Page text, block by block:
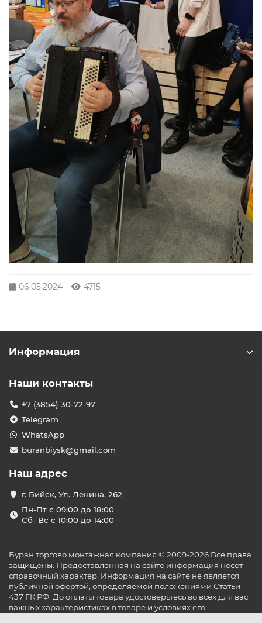
06.05.2024 4715
Информация
Наши контакты
+7 (3854) 30-72-97
Telegram
WhatsApp
buranbiysk@gmail.com
Наш адрес
г. Бийск, Ул. Ленина, 262
Пн-Пт с 09:00 до 18:00
Сб- Вс с 10:00 до 14:00
Буран торгово монтажная компания © 2009-2026 Все права
защищены. Предоставленная на сайте информация несёт
справочный характер. Информация на сайте не является
публичной офертой, определяемой положениями Статьи
437 ГК РФ. До оплаты товара удостоверьтесь во всех для вас
важных характеристиках в товаре и условиях его